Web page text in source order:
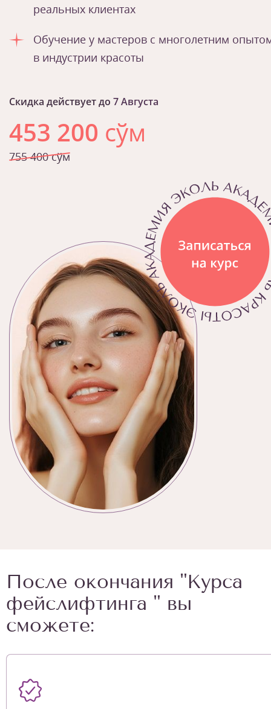
реальных клиентах
Обучение у мастеров с многолетним
в индустрии красоты
Скидка действует до 7 Августа
453 200 сўм
755 400 сўм
После окончания "Курса
фейслифтинга " вы
сможете: